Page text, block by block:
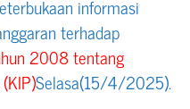
informasi
terhadap
2008 tentang
Selasa(15/4/2025).